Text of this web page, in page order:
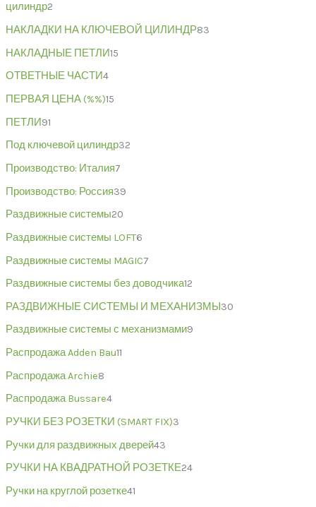
цилиндр2
НАКЛАДКИ НА КЛЮЧЕВОЙ ЦИЛИНДР83
НАКЛАДНЫЕ ПЕТЛИ15
ОТВЕТНЫЕ ЧАСТИ4
ПЕРВАЯ ЦЕНА (%%)15
ПЕТЛИ91
Под ключевой цилиндр32
Производство: Италия7
Производство: Россия39
Раздвижные системы20
Раздвижные системы LOFT6
Раздвижные системы MAGIC7
Раздвижные системы без доводчика12
РАЗДВИЖНЫЕ СИСТЕМЫ И МЕХАНИЗМЫ 30
Раздвижные системы с механизмами9
Распродажа Adden Bau11
Распродажа Archie8
Распродажа Bussare4
РУЧКИ БЕЗ РОЗЕТКИ (SMART FIX)3
Ручки для раздвижных дверей43
РУЧКИ НА КВАДРАТНОЙ РОЗЕТКЕ24
Ручки на круглой розетке41